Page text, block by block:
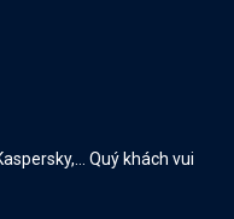
Quý khách vui